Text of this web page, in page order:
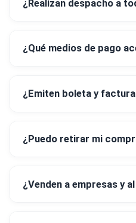
¿Realizan despacho a
¿Qué medios de pago
¿Emiten boleta y
¿Puedo retirar mi
¿Venden a empresas y